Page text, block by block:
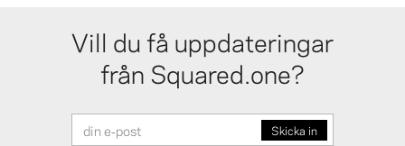
Vill du få uppdateringar
från Squared.one?